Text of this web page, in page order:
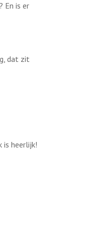
En is er
dat zit
is heerlijk!